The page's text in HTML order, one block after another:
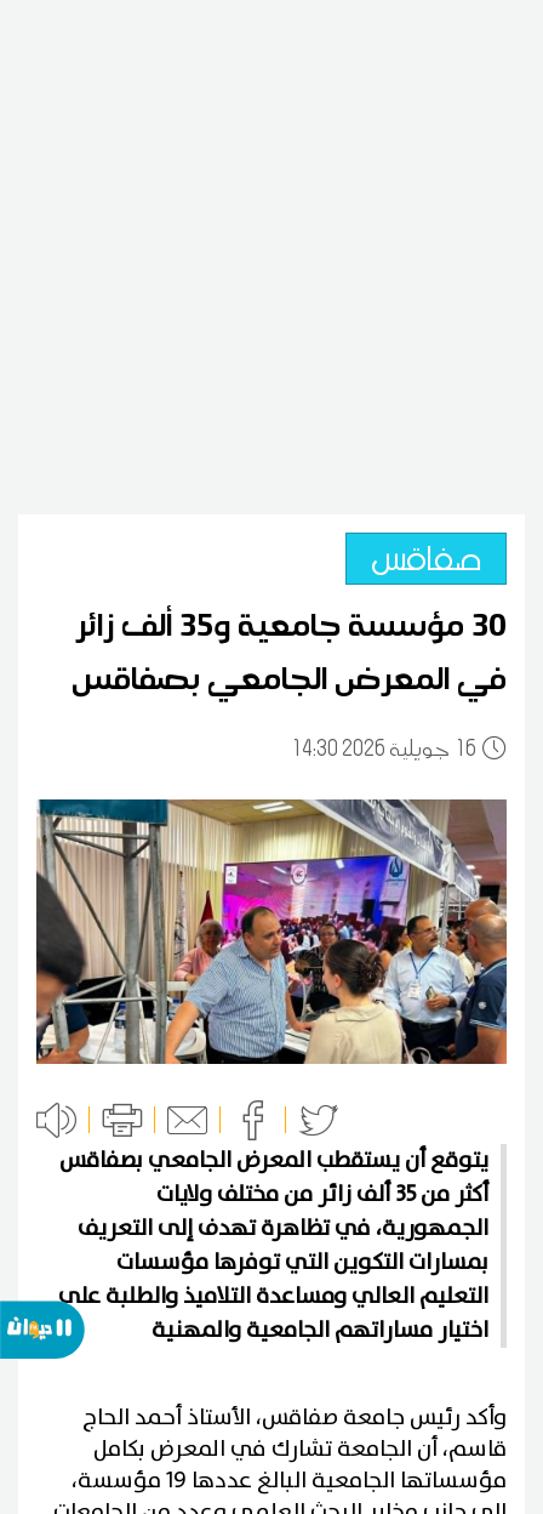
صفاقس
30 مؤسسة جامعية و35 ألف زائر
في المعرض الجامعي بصفاقس
16 14:30 2026 جويلية
يتوقع أن يستقطب المعرض الجامعي بصفاقس
أكثر من 35 ألف زائر من مختلف ولايات
الجمهورية، في تظاهرة تهدف إلى التعريف
بمسارات التكوين التي توفرها مؤسسات
التعليم العالي ومساعدة التلاميذ والطلبة على
اختيار مساراتهم الجامعية والمهنية
وأكد رئيس جامعة صفاقس، الأستاذ أحمد الحاج
قاسم، أن الجامعة تشارك في المعرض بكامل
مؤسساتها الجامعية البالغ عددها 19 مؤسسة،